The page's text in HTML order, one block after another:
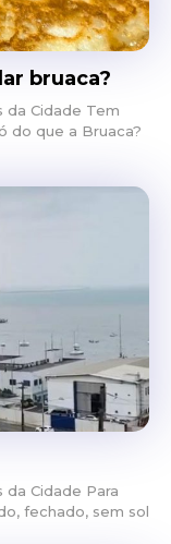
bruaca?
Tem
do que a Bruaca?
Para
fechado, sem sol